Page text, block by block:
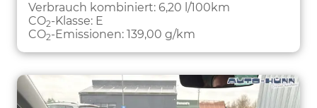
Verbrauch kombiniert: 6,20 l/100km
CO2-Klasse: E
CO2-Emissionen: 139,00 g/km